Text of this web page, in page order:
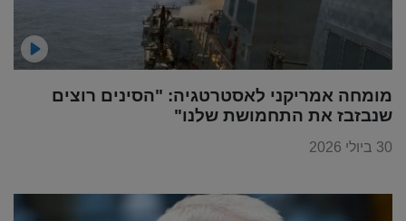
מומחה אמריקני לאסטרטגיה: "הסינים רוצים
שנבזבז את התחמושת שלנו"
30 ביולי 2026